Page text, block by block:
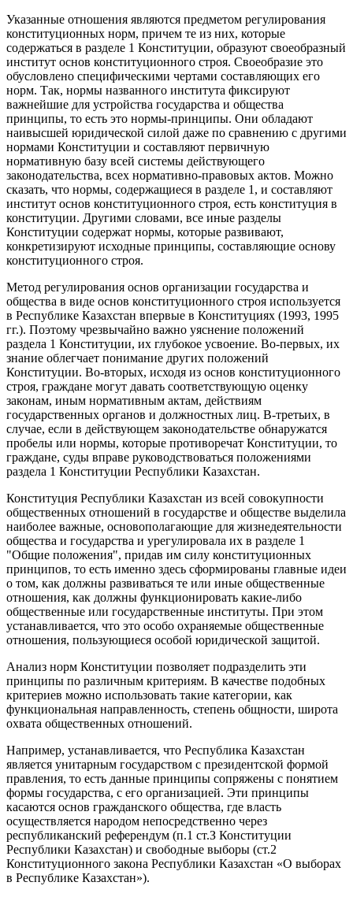
Указанные отношения являются предметом регулирования
конституционных норм, причем те из них, которые
содержаться в разделе 1 Конституции, образуют своеобразный
институт основ конституционного строя. Своеобразие это
обусловлено специфическими чертами составляющих его
норм. Так, нормы названного института фиксируют
важнейшие для устройства государства и общества
принципы, то есть это нормы-принципы. Они обладают
наивысшей юридической силой даже по сравнению с другими
нормами Конституции и составляют первичную
нормативную базу всей системы действующего
законодательства, всех нормативно-правовых актов. Можно
сказать, что нормы, содержащиеся в разделе 1, и составляют
институт основ конституционного строя, есть конституция в
конституции. Другими словами, все иные разделы
Конституции содержат нормы, которые развивают,
конкретизируют исходные принципы, составляющие основу
конституционного строя.
Метод регулирования основ организации государства и
общества в виде основ конституционного строя используется
в Республике Казахстан впервые в Конституциях (1993, 1995
гг.). Поэтому чрезвычайно важно уяснение положений
раздела 1 Конституции, их глубокое усвоение. Во-первых, их
знание облегчает понимание других положений
Конституции. Во-вторых, исходя из основ конституционного
строя, граждане могут давать соответствующую оценку
законам, иным нормативным актам, действиям
государственных органов и должностных лиц. В-третьих, в
случае, если в действующем законодательстве обнаружатся
пробелы или нормы, которые противоречат Конституции, то
граждане, суды вправе руководствоваться положениями
раздела 1 Конституции Республики Казахстан.
Конституция Республики Казахстан из всей совокупности
общественных отношений в государстве и обществе выделила
наиболее важные, основополагающие для жизнедеятельности
общества и государства и урегулировала их в разделе 1
"Общие положения", придав им силу конституционных
принципов, то есть именно здесь сформированы главные идеи
о том, как должны развиваться те или иные общественные
отношения, как должны функционировать какие-либо
общественные или государственные институты. При этом
устанавливается, что это особо охраняемые общественные
отношения, пользующиеся особой юридической защитой.
Анализ норм Конституции позволяет подразделить эти
принципы по различным критериям. В качестве подобных
критериев можно использовать такие категории, как
функциональная направленность, степень общности, широта
охвата общественных отношений.
Например, устанавливается, что Республика Казахстан
является унитарным государством с президентской формой
правления, то есть данные принципы сопряжены с понятием
формы государства, с его организацией. Эти принципы
касаются основ гражданского общества, где власть
осуществляется народом непосредственно через
республиканский референдум (п.1 ст.З Конституции
Республики Казахстан) и свободные выборы (ст.2
Конституционного закона Республики Казахстан «О выборах
в Республике Казахстан»).